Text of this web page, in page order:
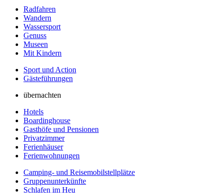
Radfahren
Wandern
Wassersport
Genuss
Museen
Mit Kindern
Sport und Action
Gästeführungen
übernachten
Hotels
Boardinghouse
Gasthöfe und Pensionen
Privatzimmer
Ferienhäuser
Ferienwohnungen
Camping- und Reisemobilstellplätze
Gruppenunterkünfte
Schlafen im Heu